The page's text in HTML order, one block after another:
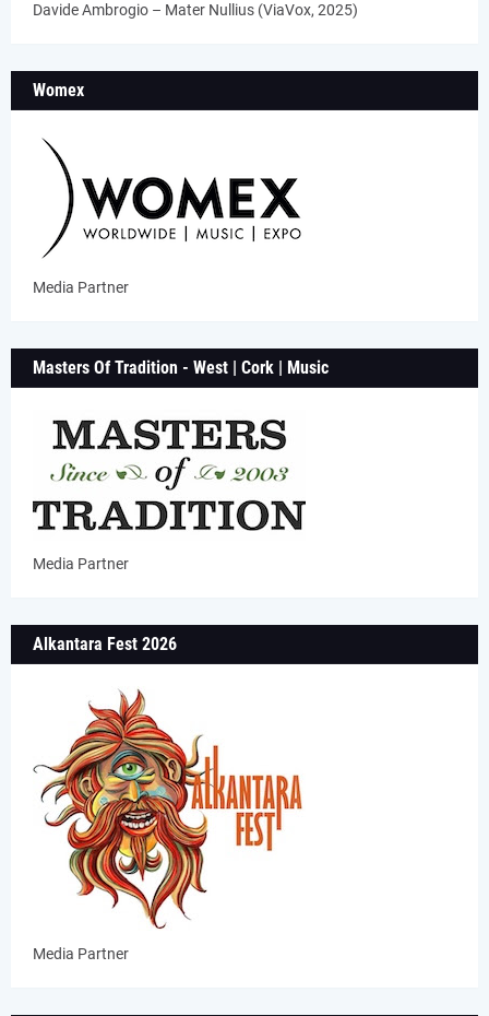
Davide Ambrogio – Mater Nullius (ViaVox, 2025)
Womex
Media Partner
Masters Of Tradition - West | Cork | Music
Media Partner
Alkantara Fest 2026
Media Partner